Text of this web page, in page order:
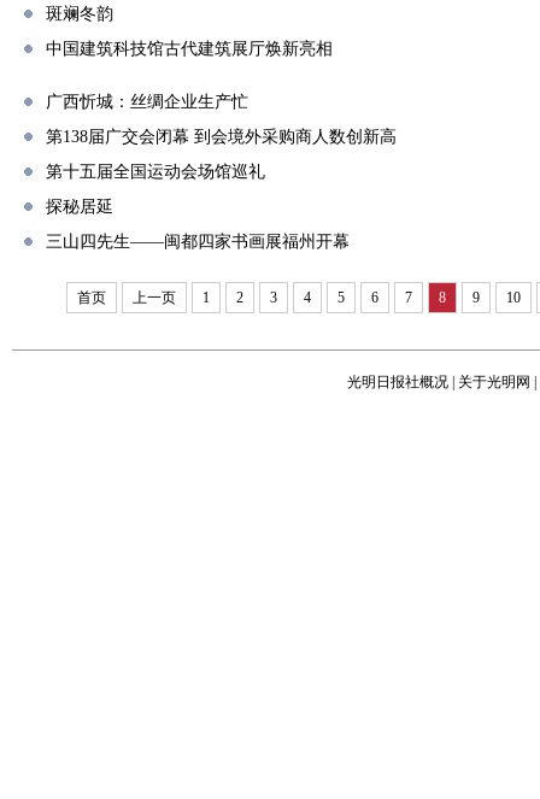
斑斓冬韵
中国建筑科技馆古代建筑展厅焕新亮相
广西忻城：丝绸企业生产忙
第138届广交会闭幕 到会境外采购商人数创新高
第十五届全国运动会场馆巡礼
探秘居延
三山四先生——闽都四家书画展福州开幕
首页 上一页 1 2 3 4 5 6 7 8 9 10
光明日报社概况 关于光明网